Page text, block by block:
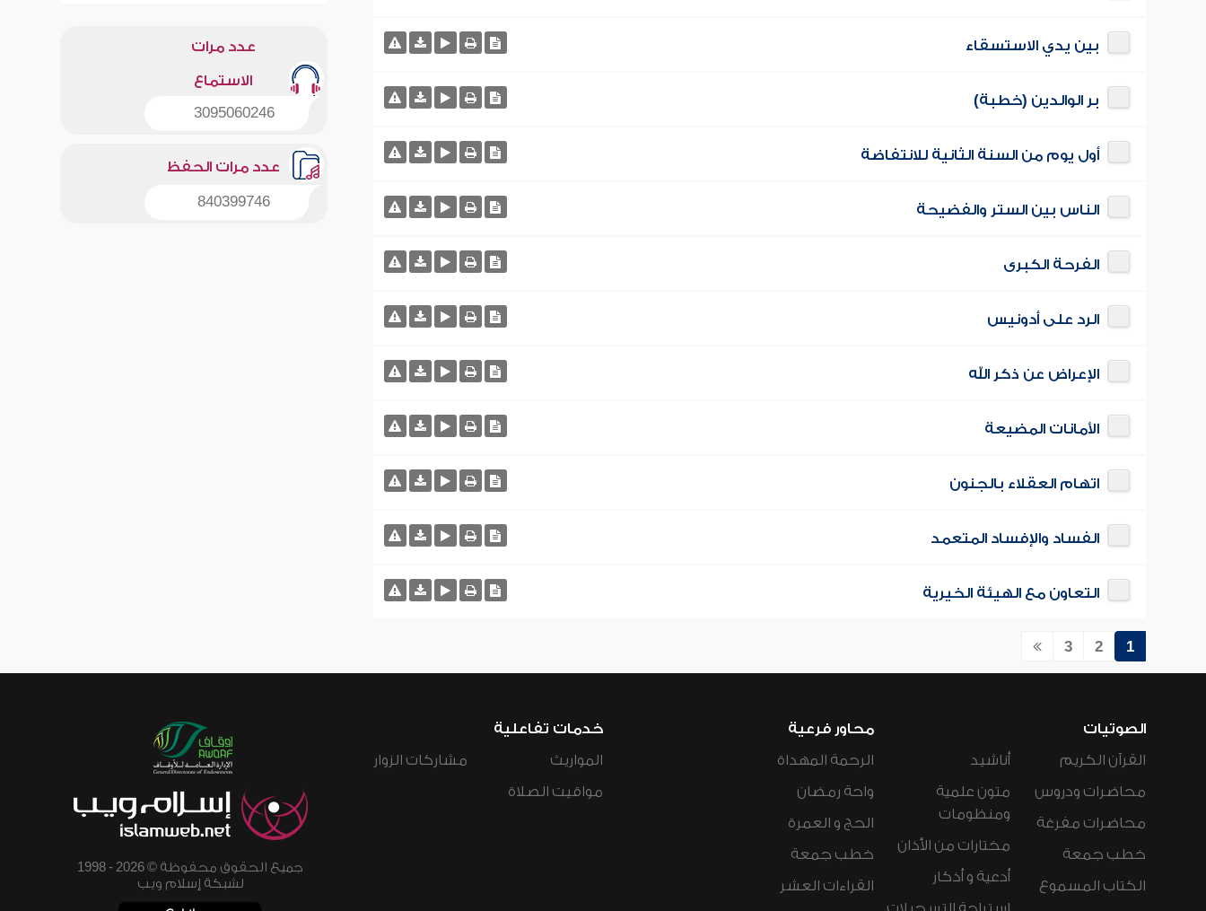
بين يدي الاستسقاء
بر الوالدين (خطبة)
أول يوم من السنة الثانية للانتفاضة
الناس بين الستر والفضيحة
الفرحة الكبرى
الرد على أدونيس
الإعراض عن ذكر الله
الأمانات المضيعة
اتهام العقلاء بالجنون
الفساد والإفساد المتعمد
التعاون مع الهيئة الخيرية
1
2
3
عدد مرات
الاستماع
3095060246
عدد مرات الحفظ
840399746
الصوتيات
القرآن الكريم
محاضرات ودروس
محاضرات مفرغة
خطب جمعة
الكتاب المسموع
أناشيد
متون علمية
ومنظومات
مختارات من الأذان
أدعية و أذكار
محاور فرعية
الرحمة المهداة
واحة رمضان
الحج و العمرة
خطب جمعة
القراءات العشر
خدمات تفاعلية
المواريث
مواقيت الصلاة
مشاركات الزوار
جميع الحقوق محفوظة © 2026 - 1998
لشبكة إسلام ويب